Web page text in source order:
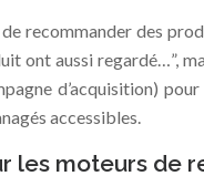
recommander des
ont aussi regardé…”,
d’acquisition)
accessibles.
les moteurs de